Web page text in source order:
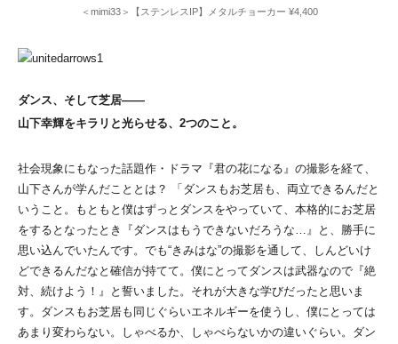
＜mimi33＞【ステンレスIP】メタルチョーカー ¥4,400
ダンス、そして芝居――
山下幸輝をキラリと光らせる、2つのこと。
社会現象にもなった話題作・ドラマ『君の花になる』の撮影を経て、
山下さんが学んだこととは？ 「ダンスもお芝居も、両立できるんだと
いうこと。もともと僕はずっとダンスをやっていて、本格的にお芝居
をするとなったとき『ダンスはもうできないだろうな…』と、勝手に
思い込んでいたんです。でも“きみはな”の撮影を通して、しんどいけ
どできるんだなと確信が持てて。僕にとってダンスは武器なので『絶
対、続けよう！』と誓いました。それが大きな学びだったと思いま
す。ダンスもお芝居も同じぐらいエネルギーを使うし、僕にとっては
あまり変わらない。しゃべるか、しゃべらないかの違いぐらい。ダン